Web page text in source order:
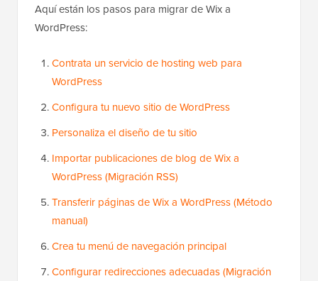
Aquí están los pasos para migrar de Wix a
WordPress:
Contrata un servicio de hosting web para
WordPress
Configura tu nuevo sitio de WordPress
Personaliza el diseño de tu sitio
Importar publicaciones de blog de Wix a
WordPress (Migración RSS)
Transferir páginas de Wix a WordPress (Método
manual)
Crea tu menú de navegación principal
Configurar redirecciones adecuadas (Migración